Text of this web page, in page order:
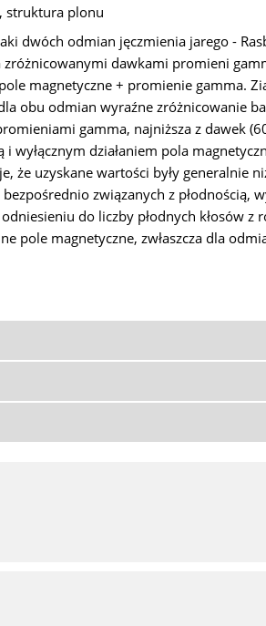
struktura plonu
dwóch odmian jęczmienia jarego -
dawkami promieni
magnetyczne + promienie gamma.
obu odmian wyraźne zróżnicowanie
gamma, najniższa z dawek
działaniem pola
uzyskane wartości były generalnie
związanych z płodnością,
do liczby płodnych kłosów
pole magnetyczne, zwłaszcza dla